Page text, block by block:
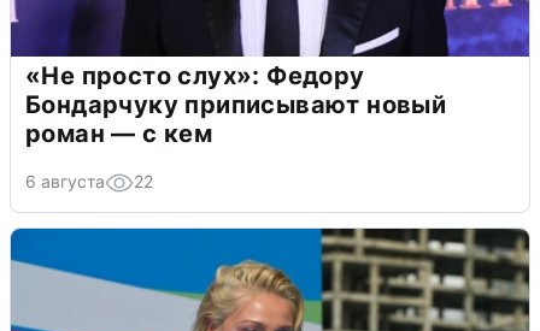
«Не просто слух»: Федору
Бондарчуку приписывают новый
роман — с кем
6 августа 22